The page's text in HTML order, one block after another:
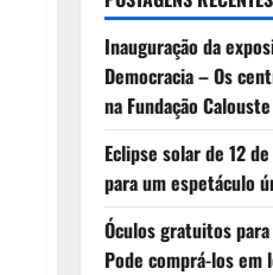
Inauguração da
Democracia – Os
na Fundação
Eclipse solar de 12
para um espetáculo
Óculos gratuitos
Pode comprá-los em